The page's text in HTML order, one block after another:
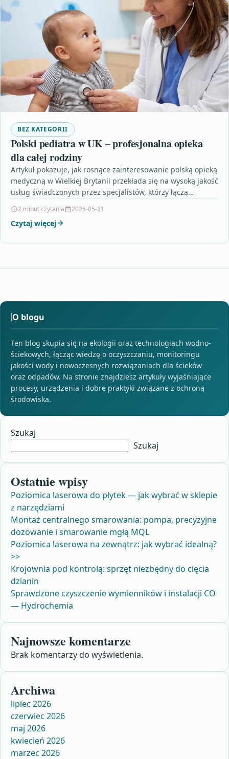
BEZ KATEGORII
Polski pediatra w UK – profesjonalna opieka
dla całej rodziny
Artykuł pokazuje, jak rosnące zainteresowanie polską opieką
medyczną w Wielkiej Brytanii przekłada się na wysoką jakość
usług świadczonych przez specjalistów, którzy łączą
2 minut czytania 2025-05-31
Czytaj więcej
O blogu
Ten blog skupia się na ekologii oraz technologiach wodno-
ściekowych, łącząc wiedzę o oczyszczaniu, monitoringu
jakości wody i nowoczesnych rozwiązaniach dla ścieków
oraz odpadów. Na stronie znajdziesz artykuły wyjaśniające
procesy, urządzenia i dobre praktyki związane z ochroną
środowiska.
Szukaj
Szukaj
Ostatnie wpisy
Poziomica laserowa do płytek — jak wybrać w sklepie
z narzędziami
Montaż centralnego smarowania: pompa, precyzyjne
dozowanie i smarowanie mgłą MQL
Poziomica laserowa na zewnątrz: jak wybrać idealną?
>>
Krojownia pod kontrolą: sprzęt niezbędny do cięcia
dzianin
Sprawdzone czyszczenie wymienników i instalacji CO
— Hydrochemia
Najnowsze komentarze
Brak komentarzy do wyświetlenia.
Archiwa
lipiec 2026
czerwiec 2026
maj 2026
kwiecień 2026
marzec 2026